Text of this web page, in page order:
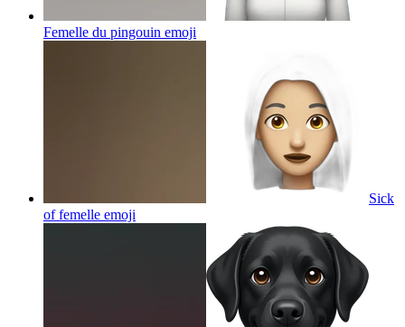
Femelle du pingouin emoji
Sick
of femelle emoji